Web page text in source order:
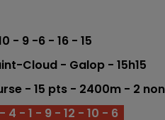
- 9 -6 - 16 - 15
Cloud - Galop - 15h15
- 15 pts - 2400m - 2
4 - 1 - 9 - 12 - 10 - 6